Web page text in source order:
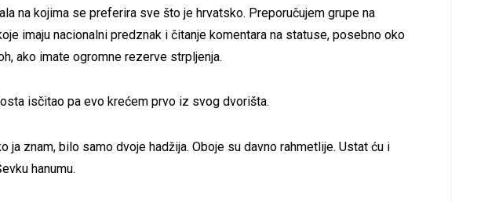
na kojima se preferira sve što je hrvatsko. Preporučujem grupe na
imaju nacionalni predznak i čitanje komentara na statuse, posebno oko
ako imate ogromne rezerve strpljenja.
isčitao pa evo krećem prvo iz svog dvorišta.
ja znam, bilo samo dvoje hadžija. Oboje su davno rahmetlije. Ustat ću i
hanumu.